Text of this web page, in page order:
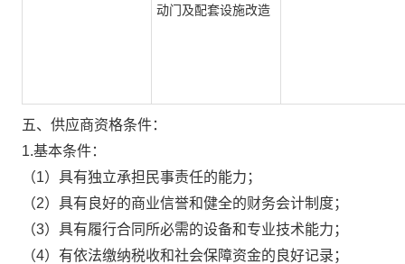
动门及配套设施改造
五、供应商资格条件：
1.基本条件：
（1）具有独立承担民事责任的能力；
（2）具有良好的商业信誉和健全的财务会计制度；
（3）具有履行合同所必需的设备和专业技术能力；
（4）有依法缴纳税收和社会保障资金的良好记录；